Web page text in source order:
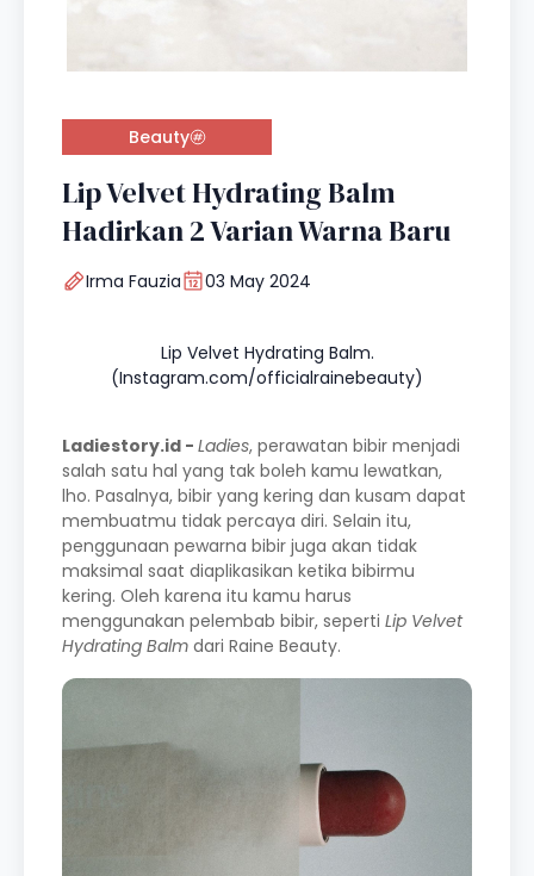
Beauty
Lip Velvet Hydrating Balm
Hadirkan 2 Varian Warna Baru
Irma Fauzia 03 May 2024
Lip Velvet Hydrating Balm.
(Instagram.com/officialrainebeauty)
Ladiestory.id - Ladies, perawatan bibir menjadi
salah satu hal yang tak boleh kamu lewatkan,
lho. Pasalnya, bibir yang kering dan kusam dapat
membuatmu tidak percaya diri. Selain itu,
penggunaan pewarna bibir juga akan tidak
maksimal saat diaplikasikan ketika bibirmu
kering. Oleh karena itu kamu harus
menggunakan pelembab bibir, seperti Lip Velvet
Hydrating Balm dari Raine Beauty.